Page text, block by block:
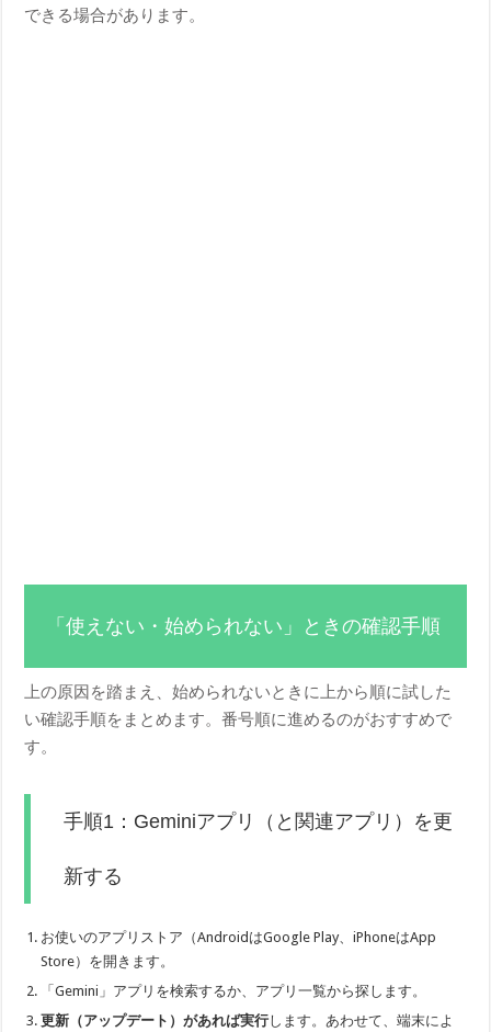
できる場合があります。
「使えない・始められない」ときの確認手順
上の原因を踏まえ、始められないときに上から順に試した
い確認手順をまとめます。番号順に進めるのがおすすめで
す。
手順1：Geminiアプリ（と関連アプリ）を更
新する
お使いのアプリストア（AndroidはGoogle Play、iPhoneはApp
Store）を開きます。
「Gemini」アプリを検索するか、アプリ一覧から探します。
更新（アップデート）があれば実行します。あわせて、端末によ